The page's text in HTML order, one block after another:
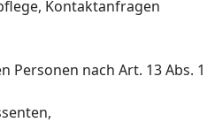
Kontaktanfragen
Personen nach Art. 13 Abs. 1